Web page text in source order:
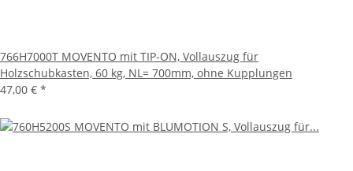
766H7000T MOVENTO mit TIP-ON, Vollauszug für
Holzschubkasten, 60 kg, NL= 700mm, ohne Kupplungen
47,00 € *